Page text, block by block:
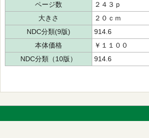
ページ数
２４３ｐ
大きさ
２０ｃｍ
NDC分類(9版)
914.6
本体価格
￥１１００
NDC分類（10版）
914.6